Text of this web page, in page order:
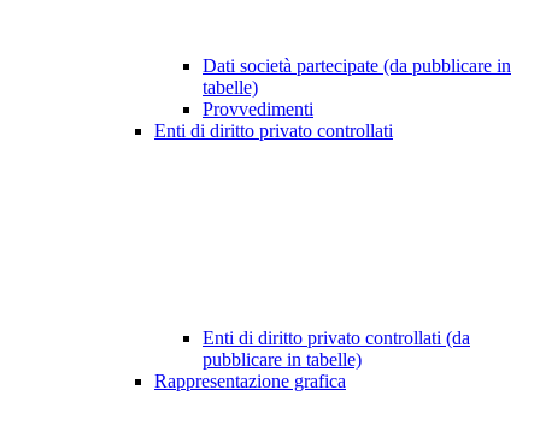
Dati società partecipate (da pubblicare in
tabelle)
Provvedimenti
Enti di diritto privato controllati
Enti di diritto privato controllati (da
pubblicare in tabelle)
Rappresentazione grafica